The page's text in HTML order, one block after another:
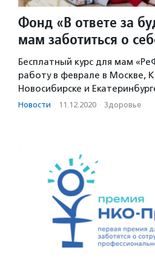
Фонд «В ответе за
мам заботиться о
Бесплатный курс для мам
работу в феврале в Москве,
Новосибирске и
Новости · 11.12.2020 · Здоровье